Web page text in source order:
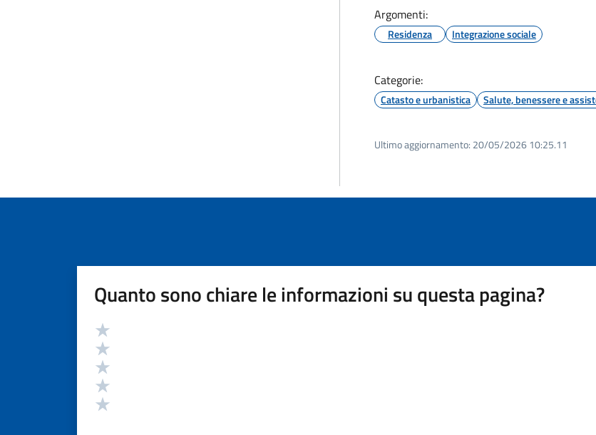
Argomenti:
Residenza Integrazione sociale
Categorie:
Catasto e urbanistica Salute, benessere e
Ultimo aggiornamento: 20/05/2026 10:25.11
Quanto sono chiare le informazioni su questa pagina?
Valutazione